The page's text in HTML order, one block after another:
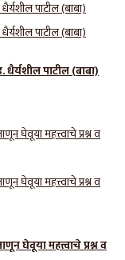
पाटील (बाबा)
घेवूया महत्त्वाचे प्रश्न व